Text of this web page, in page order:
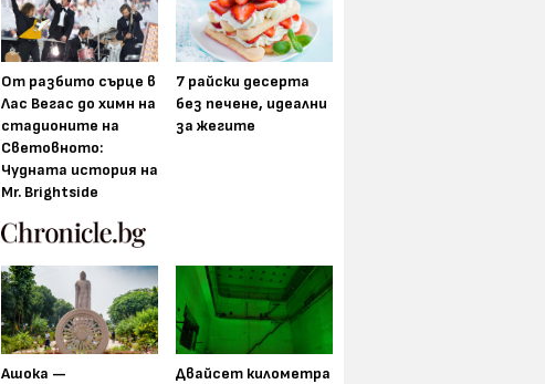
От разбито сърце в
Лас Вегас до химн на
стадионите на
Световното:
Чудната история на
Mr. Brightside
7 райски десерта
без печене, идеални
за жегите
Ашока —
Двайсет километра